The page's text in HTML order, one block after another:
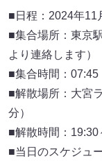
■日程：2024年11
■集合場所：東京
より連絡します）
■集合時間：07:45
■解散場所：大宮
分）
■解散時間：
■当日のスケジュ